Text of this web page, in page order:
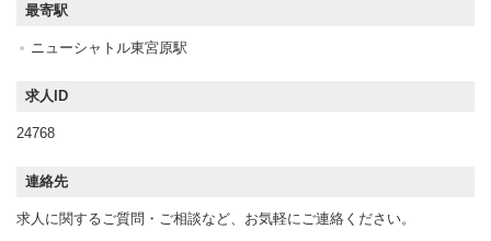
最寄駅
ニューシャトル東宮原駅
求人ID
24768
連絡先
求人に関するご質問・ご相談など、お気軽にご連絡ください。